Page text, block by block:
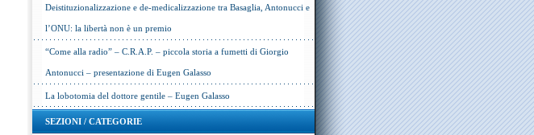
Deistituzionalizzazione e de-medicalizzazione tra Basaglia, Antonucci e
l’ONU: la libertà non è un premio
“Come alla radio” – C.R.A.P. – piccola storia a fumetti di Giorgio
Antonucci – presentazione di Eugen Galasso
La lobotomia del dottore gentile – Eugen Galasso
SEZIONI / CATEGORIE